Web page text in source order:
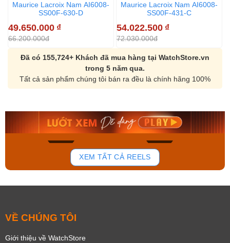
Maurice Lacroix Nam AI6008-
SS00F-630-D
49.650.000 ₫
66.200.000đ
Maurice Lacroix Nam AI6008-
SS00F-431-C
54.022.500 ₫
72.030.000đ
Đã có 155,724+ Khách đã mua hàng tại WatchStore.vn
trong 5 năm qua.
Tất cả sản phẩm chúng tôi bán ra đều là chính hãng 100%
195
Orient Nam RA-
Mua ngay
Casio Nam MTS-
Mua ngay
XEM TẤT CẢ REELS
VỀ CHÚNG TÔI
Giới thiệu về WatchStore